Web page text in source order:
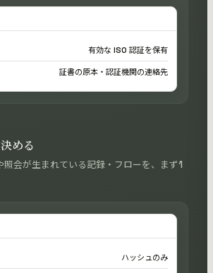
有効な ISO 認証を保有
証書の原本・認証機関の連絡先
める
会が生まれている記録・フローを、まず1
ハッシュのみ